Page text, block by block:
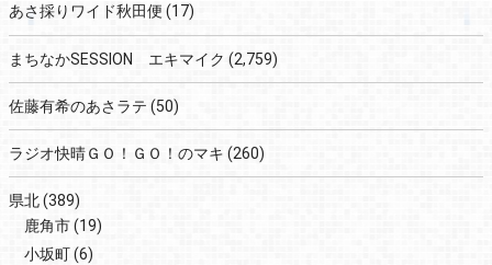
あさ採りワイド秋田便 (17)
まちなかSESSION エキマイク (2,759)
佐藤有希のあさラテ (50)
ラジオ快晴ＧＯ！ＧＯ！のマキ (260)
県北(389)
鹿角市(19)
小坂町(6)